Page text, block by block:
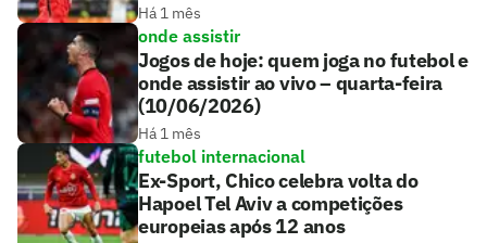
Há 1 mês
onde assistir
Jogos de hoje: quem joga no futebol e
onde assistir ao vivo – quarta-feira
(10/06/2026)
Há 1 mês
futebol internacional
Ex-Sport, Chico celebra volta do
Hapoel Tel Aviv a competições
europeias após 12 anos